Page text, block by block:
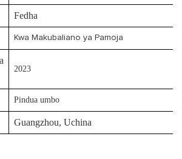
Fedha
Kwa Makubaliano ya Pamoja
2023
Pindua umbo
Guangzhou, Uchina